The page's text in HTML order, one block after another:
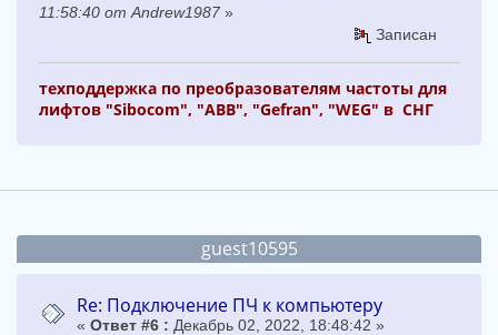
11:58:40 от Andrew1987 »
Записан
техподдержка по преобразователям частоты для
лифтов "Sibocom", "ABB", "Gefran", "WEG" в СНГ
guest10595
Re: Подключение ПЧ к компьютеру
« Ответ #6 : Декабрь 02, 2022, 18:48:42 »